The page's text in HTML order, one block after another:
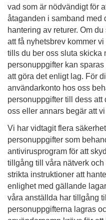
vad som är nödvändigt för
åtaganden i samband med
hantering av returer. Om
att få nyhetsbrev kommer
tills du ber oss sluta skicka
personuppgifter kan
att göra det enligt lag. För
användarkonto hos oss
personuppgifter till dess att
oss eller annars begär att
Vi har vidtagit flera
personuppgifter som
antivirusprogram för att
tillgång till våra nätverk
strikta instruktioner att
enlighet med gällande
våra anställda har tillgång
personuppgifterna lagras